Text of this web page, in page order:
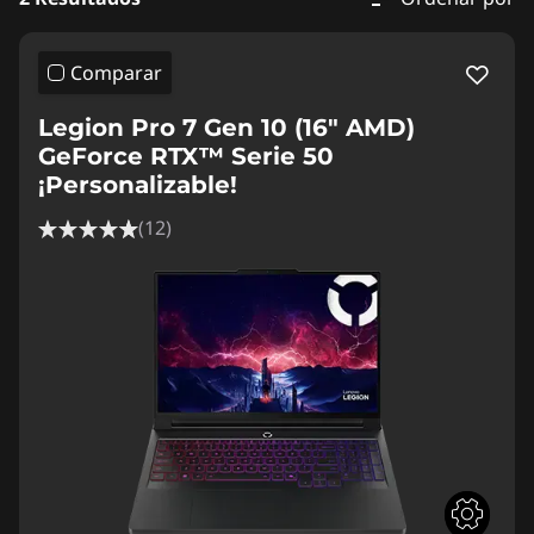
Comparar
Legion Pro 7 Gen 10 (16" AMD)
GeForce RTX™ Serie 50
¡Personalizable!
(12)